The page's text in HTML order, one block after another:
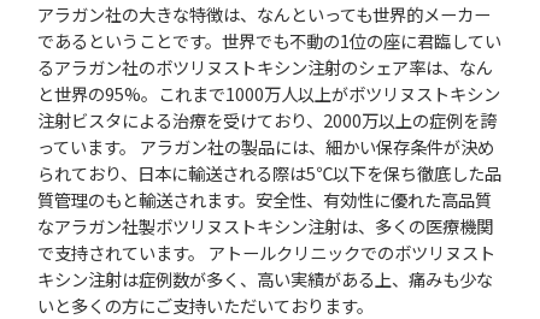
アラガン社の大きな特徴は、なんといっても世界的メーカー
であるということです。世界でも不動の1位の座に君臨してい
るアラガン社のボツリヌストキシン注射のシェア率は、なん
と世界の95%。これまで1000万人以上がボツリヌストキシン
注射ビスタによる治療を受けており、2000万以上の症例を誇
っています。 アラガン社の製品には、細かい保存条件が決め
られており、日本に輸送される際は5℃以下を保ち徹底した品
質管理のもと輸送されます。安全性、有効性に優れた高品質
なアラガン社製ボツリヌストキシン注射は、多くの医療機関
で支持されています。 アトールクリニックでのボツリヌスト
キシン注射は症例数が多く、高い実績がある上、痛みも少な
いと多くの方にご支持いただいております。